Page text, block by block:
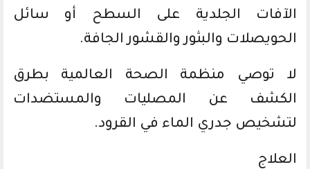
الآفات الجلدية على السطح أو سائل
الحويصلات والبثور والقشور الجافة.
لا توصي منظمة الصحة العالمية بطرق
الكشف عن المصليات والمستضدات
لتشخيص جدري الماء في القرود.
العلاج